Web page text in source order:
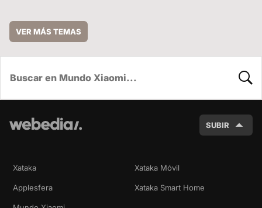
VER MÁS TEMAS
SUBIR
Xataka Xataka Móvil
Applesfera Xataka Smart Home